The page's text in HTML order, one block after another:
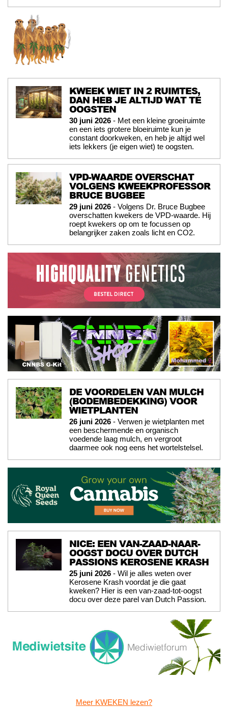
KWEEK WIET IN 2 RUIMTES,
DAN HEB JE ALTIJD WAT TE
OOGSTEN
30 juni 2026 - Met een kleine groeiruimte
en een iets grotere bloeiruimte kun je
constant doorkweken, en heb je altijd wel
iets lekkers (je eigen wiet) te oogsten.
VPD-WAARDE OVERSCHAT
VOLGENS KWEEKPROFESSOR
BRUCE BUGBEE
29 juni 2026 - Volgens Dr. Bruce Bugbee
overschatten kwekers de VPD-waarde. Hij
roept kwekers op om te focussen op
belangrijker zaken zoals licht en CO2.
DE VOORDELEN VAN MULCH
(BODEMBEDEKKING) VOOR
WIETPLANTEN
26 juni 2026 - Verwen je wietplanten met
een beschermende en organisch
voedende laag mulch, en vergroot
daarmee ook nog eens het wortelstelsel.
NICE: EEN VAN-ZAAD-NAAR-
OOGST DOCU OVER DUTCH
PASSIONS KEROSENE KRASH
25 juni 2026 - Wil je alles weten over
Kerosene Krash voordat je die gaat
kweken? Hier is een van-zaad-tot-oogst
docu over deze parel van Dutch Passion.
Meer KWEKEN lezen?